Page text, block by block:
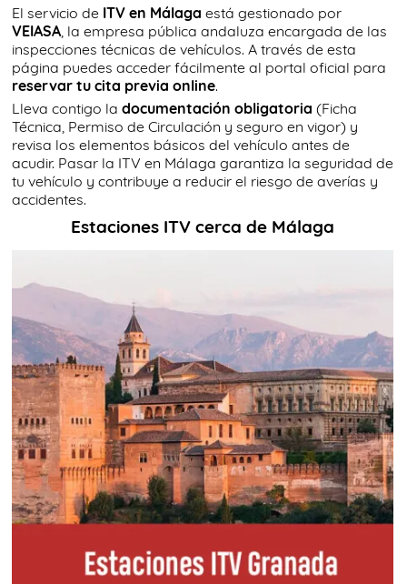
El servicio de ITV en Málaga está gestionado por
VEIASA, la empresa pública andaluza encargada de las
inspecciones técnicas de vehículos. A través de esta
página puedes acceder fácilmente al portal oficial para
reservar tu cita previa online.
Lleva contigo la documentación obligatoria (Ficha
Técnica, Permiso de Circulación y seguro en vigor) y
revisa los elementos básicos del vehículo antes de
acudir. Pasar la ITV en Málaga garantiza la seguridad de
tu vehículo y contribuye a reducir el riesgo de averías y
accidentes.
Estaciones ITV cerca de Málaga